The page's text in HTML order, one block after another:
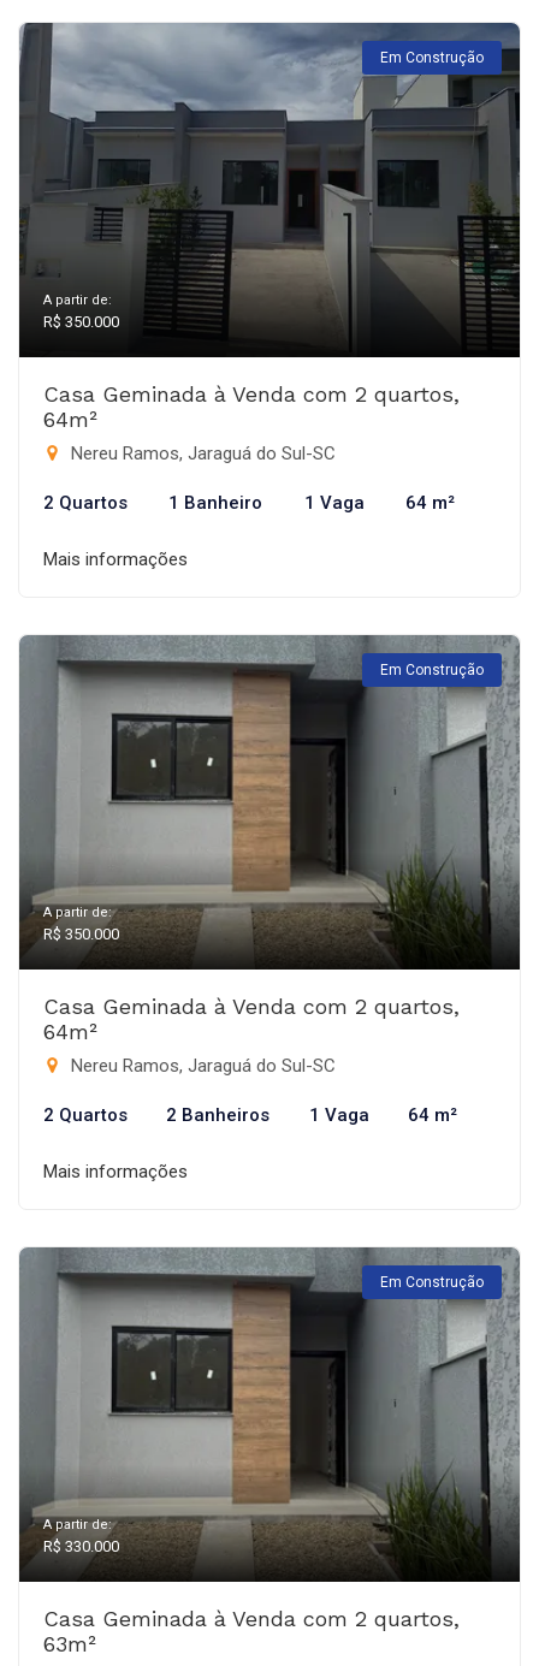
Em Construção
A partir de:
R$ 350.000
Casa Geminada à Venda com 2 quartos,
64m²
Nereu Ramos, Jaraguá do Sul-SC
2 Quartos 1 Banheiro 1 Vaga 64 m²
Mais informações
Em Construção
A partir de:
R$ 350.000
Casa Geminada à Venda com 2 quartos,
64m²
Nereu Ramos, Jaraguá do Sul-SC
2 Quartos 2 Banheiros 1 Vaga 64 m²
Mais informações
Em Construção
A partir de:
R$ 330.000
Casa Geminada à Venda com 2 quartos,
63m²